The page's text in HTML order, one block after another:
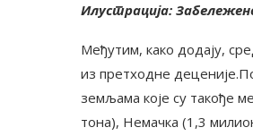
Илустрација:
Међутим, како додају,
из претходне
земљама које су такође
тона), Немачка (1,3